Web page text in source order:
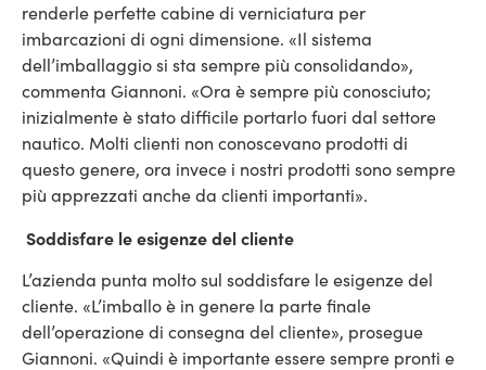
renderle perfette cabine di verniciatura per
imbarcazioni di ogni dimensione. «Il sistema
dell’imballaggio si sta sempre più consolidando»,
commenta Giannoni. «Ora è sempre più conosciuto;
inizialmente è stato difficile portarlo fuori dal settore
nautico. Molti clienti non conoscevano prodotti di
questo genere, ora invece i nostri prodotti sono sempre
più apprezzati anche da clienti importanti».
Soddisfare le esigenze del cliente
L’azienda punta molto sul soddisfare le esigenze del
cliente. «L’imballo è in genere la parte finale
dell’operazione di consegna del cliente», prosegue
Giannoni. «Quindi è importante essere sempre pronti e